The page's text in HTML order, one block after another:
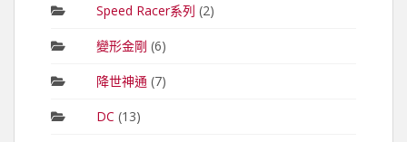
Speed Racer系列 (2)
變形金剛 (6)
降世神通 (7)
DC (13)